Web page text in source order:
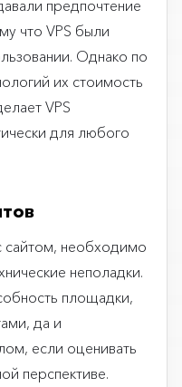
предпочтение
что VPS были
Однако по
их стоимость
VPS
для любого
сайтом, необходимо
неполадки.
площадки,
да и
если оценивать
перспективе.